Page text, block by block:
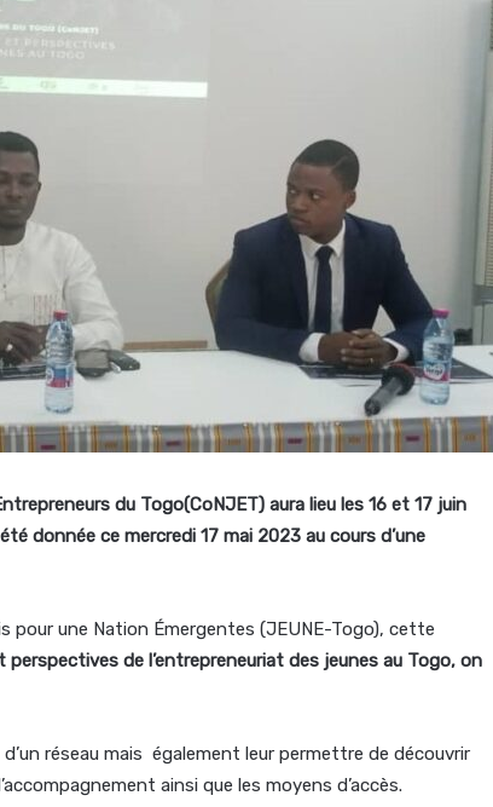
du Togo(CoNJET) aura lieu les 16 et 17 juin
donnée ce mercredi 17 mai 2023 au cours d’une
pour une Nation Émergentes (JEUNE-Togo), cette
de l’entrepreneuriat des jeunes au Togo, on
réseau mais également leur permettre de découvrir
ainsi que les moyens d’accès.